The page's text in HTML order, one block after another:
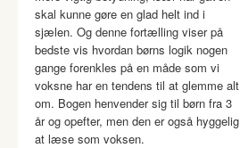
skal kunne gøre en glad helt ind i
sjælen. Og denne fortælling viser på
bedste vis hvordan børns logik nogen
gange forenkles på en måde som vi
voksne har en tendens til at glemme alt
om. Bogen henvender sig til børn fra 3
år og opefter, men den er også hyggelig
at læse som voksen.